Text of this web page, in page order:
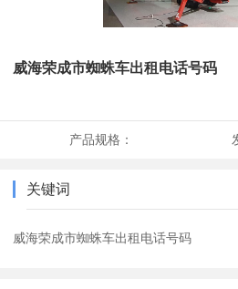
威海荣成市蜘蛛车出租电话号码
产品规格：
关键词
威海荣成市蜘蛛车出租电话号码